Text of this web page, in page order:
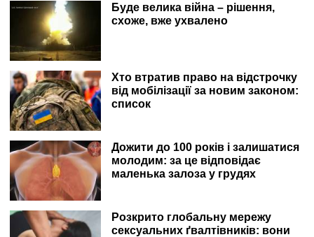
Буде велика війна – рішення,
схоже, вже ухвалено
Хто втратив право на відстрочку
від мобілізації за новим законом:
список
Дожити до 100 років і залишатися
молодим: за це відповідає
маленька залоза у грудях
Розкрито глобальну мережу
сексуальних ґвалтівників: вони